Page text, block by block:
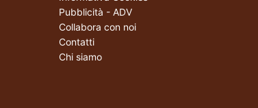
Pubblicità - ADV
Collabora con noi
Contatti
Chi siamo